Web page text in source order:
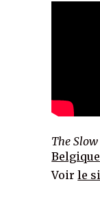
The
Belgique
Voirle